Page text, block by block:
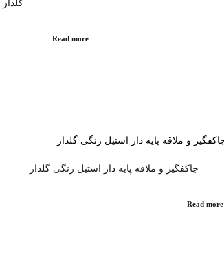
گلدار
Read more
جاکفگیر و ملاقه پایه دار استیل رنگی گلدار
Read more